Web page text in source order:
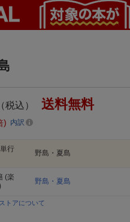
（税込） 送料無料
内訳
行
野島・夏島
(楽
野島・夏島
トアについて